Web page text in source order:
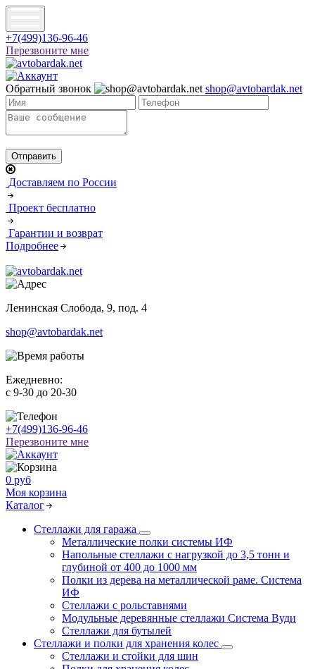
+7(499)136-96-46
Перезвоните мне
Обратный звонок shop@avtobardak.net
Доставляем по России
Проект бесплатно
Гарантии и возврат
Подробнее
Ленинская Слобода, 9, под. 4
shop@avtobardak.net
Ежедневно:
c 9-30 до 20-30
+7(499)136-96-46
Перезвоните мне
0 руб
Моя корзина
Каталог
Стеллажи для гаража
Металлические полки системы ИФ
Напольные стеллажи с нагрузкой до 3,5 тонн и
глубиной от 400 до 1000 мм
Полки из дерева на металлической раме. Система
ИФ
Стеллажи с рольставнями
Модульные деревянные стеллажи Система Вуди
Стеллажи для бутылей
Стеллажи и полки для хранения колес
Стеллажи и стойки для шин